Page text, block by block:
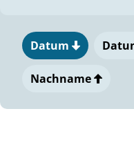
Datum
Nachname